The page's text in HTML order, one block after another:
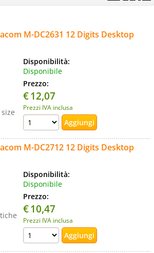
M-DC2631 12 Digits Desktop
Disponibilità:
Disponibile
Prezzo:
€12,07
Prezzi IVA inclusa
M-DC2712 12 Digits Desktop
Disponibilità:
Disponibile
Prezzo:
€10,47
Prezzi IVA inclusa